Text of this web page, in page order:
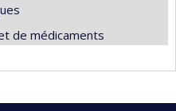
de médicaments